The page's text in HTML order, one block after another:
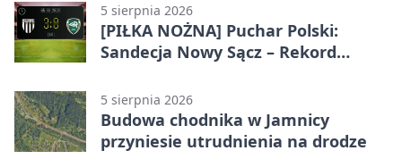
5 sierpnia 2026
[PIŁKA NOŻNA] Puchar Polski:
Sandecja Nowy Sącz – Rekord
5 sierpnia 2026
Budowa chodnika w Jamnicy
przyniesie utrudnienia na drodze